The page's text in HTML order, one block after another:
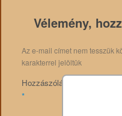
Vélemény,
Az e-mail címet nem tesszük
karakterrel jelöltük
Hozzászólás
*